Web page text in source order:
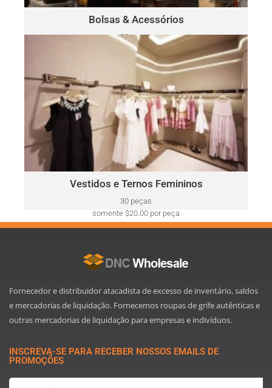
Bolsas & Acessórios
30 peças
somente $52.00 por peça
Clique Aqui
Vestidos e Ternos Femininos
30 peças
somente $20.00 por peça
VESTIDOS E TERNOS FEMININOS
Este lote pode incluir uma variedade de marcas, como:
Ralph
Lauren, Calvin Klein, DKNY, Tommy Hilfiger, Guess, Vince
Camuto, Adrianna Papell, Nine West, BCBGeneration e mais.
Clique Aqui
Fornecedor e distribuidor atacadista de excesso de inventário, saldos
e mercadorias de liquidação. Fornecemos roupas de grife autênticas e
outras mercadorias de liquidação para empresas e indivíduos.
INSCREVA-SE PARA RECEBER NOSSOS EMAILS DE
PROMOÇÕES